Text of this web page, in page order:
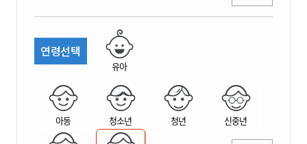
연령선택
유아
아동 청소년 청년 신중년